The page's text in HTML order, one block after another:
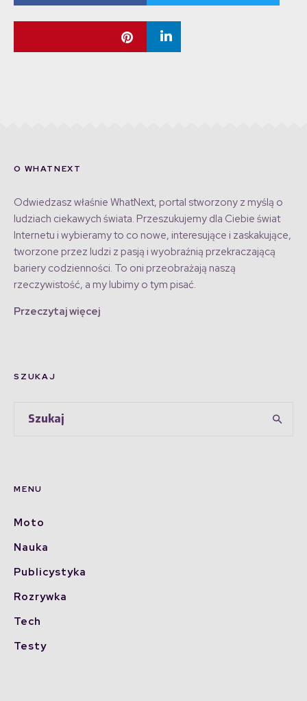
O WHATNEXT
Odwiedzasz właśnie WhatNext, portal stworzony z myślą o
ludziach ciekawych świata. Przeszukujemy dla Ciebie świat
Internetu i wybieramy to co nowe, interesujące i zaskakujące,
tworzone przez ludzi z pasją i wyobraźnią przekraczającą
bariery codzienności. To oni przeobrażają naszą
rzeczywistość, a my lubimy o tym pisać.
Przeczytaj więcej
SZUKAJ
MENU
Moto
Nauka
Publicystyka
Rozrywka
Tech
Testy